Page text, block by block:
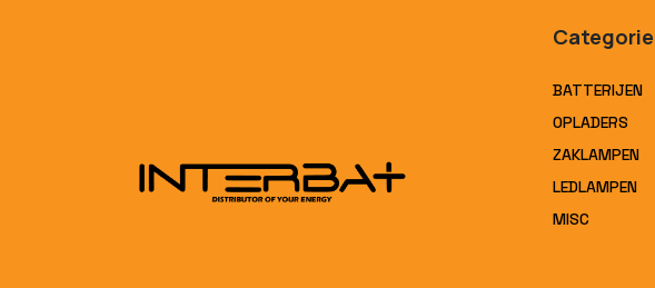
BATTERIJEN
OPLADERS
ZAKLAMPEN
LEDLAMPEN
MISC